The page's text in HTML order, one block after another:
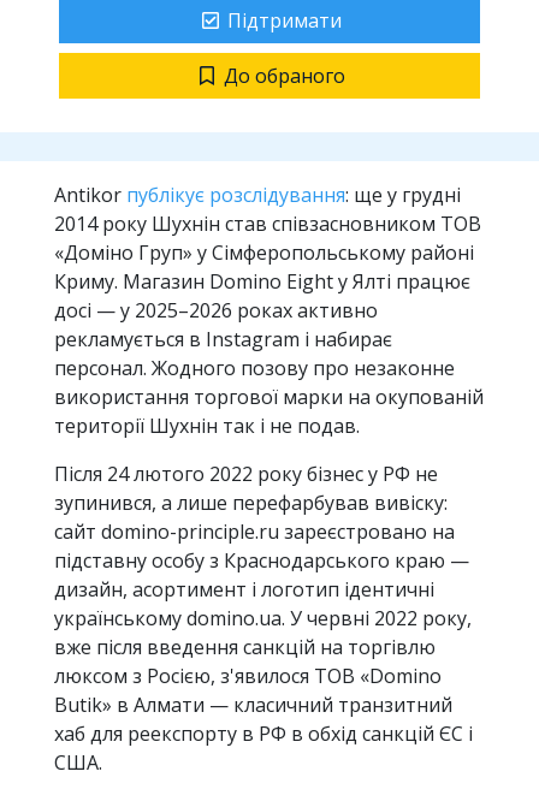
Підтримати
До обраного
Antikor публікує розслідування: ще у грудні
2014 року Шухнін став співзасновником ТОВ
«Доміно Груп» у Сімферопольському районі
Криму. Магазин Domino Eight у Ялті працює
досі — у 2025–2026 роках активно
рекламується в Instagram і набирає
персонал. Жодного позову про незаконне
використання торгової марки на окупованій
території Шухнін так і не подав.
Після 24 лютого 2022 року бізнес у РФ не
зупинився, а лише перефарбував вивіску:
сайт domino-principle.ru зареєстровано на
підставну особу з Краснодарського краю —
дизайн, асортимент і логотип ідентичні
українському domino.ua. У червні 2022 року,
вже після введення санкцій на торгівлю
люксом з Росією, з'явилося ТОВ «Domino
Butik» в Алмати — класичний транзитний
хаб для реекспорту в РФ в обхід санкцій ЄС і
США.